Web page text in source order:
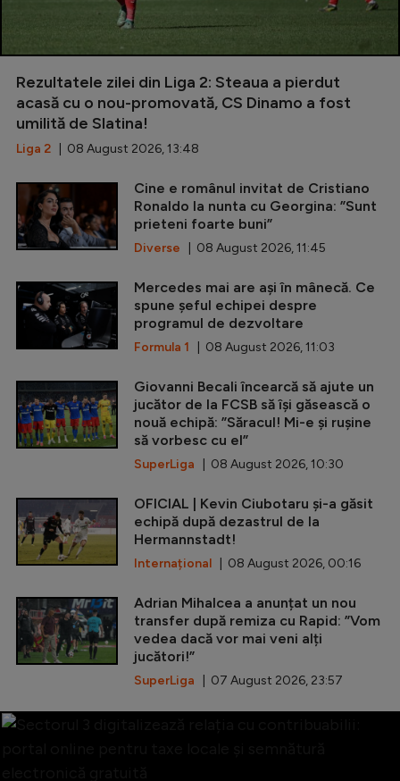
Rezultatele zilei din Liga 2: Steaua a pierdut
acasă cu o nou-promovată, CS Dinamo a fost
umilită de Slatina!
Liga 2 | 08 August 2026, 13:48
Cine e românul invitat de Cristiano
Ronaldo la nunta cu Georgina: ”Sunt
prieteni foarte buni”
Diverse | 08 August 2026, 11:45
Mercedes mai are ași în mânecă. Ce
spune șeful echipei despre
programul de dezvoltare
Formula 1 | 08 August 2026, 11:03
Giovanni Becali încearcă să ajute un
jucător de la FCSB să își găsească o
nouă echipă: ”Săracul! Mi-e și rușine
să vorbesc cu el”
SuperLiga | 08 August 2026, 10:30
OFICIAL | Kevin Ciubotaru și-a găsit
echipă după dezastrul de la
Hermannstadt!
Internațional | 08 August 2026, 00:16
Adrian Mihalcea a anunțat un nou
transfer după remiza cu Rapid: ”Vom
vedea dacă vor mai veni alți
jucători!”
SuperLiga | 07 August 2026, 23:57